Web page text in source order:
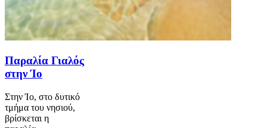
Παραλία Γιαλός
στην Ίο
Στην Ίο, στο δυτικό
τμήμα του νησιού,
βρίσκεται η